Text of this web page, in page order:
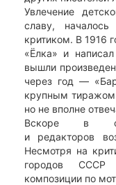
Увлечение
славу,
критиком. В 1916
«Ёлка» и
вышли
через год —
крупным
но не вполне
Вскоре в
и редакторов
Несмотря на
городов СССР
композиции по